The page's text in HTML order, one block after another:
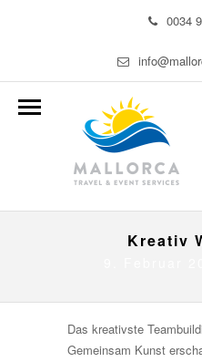
0034
Kreativ
Das kreativste
Gemeinsam Kunst